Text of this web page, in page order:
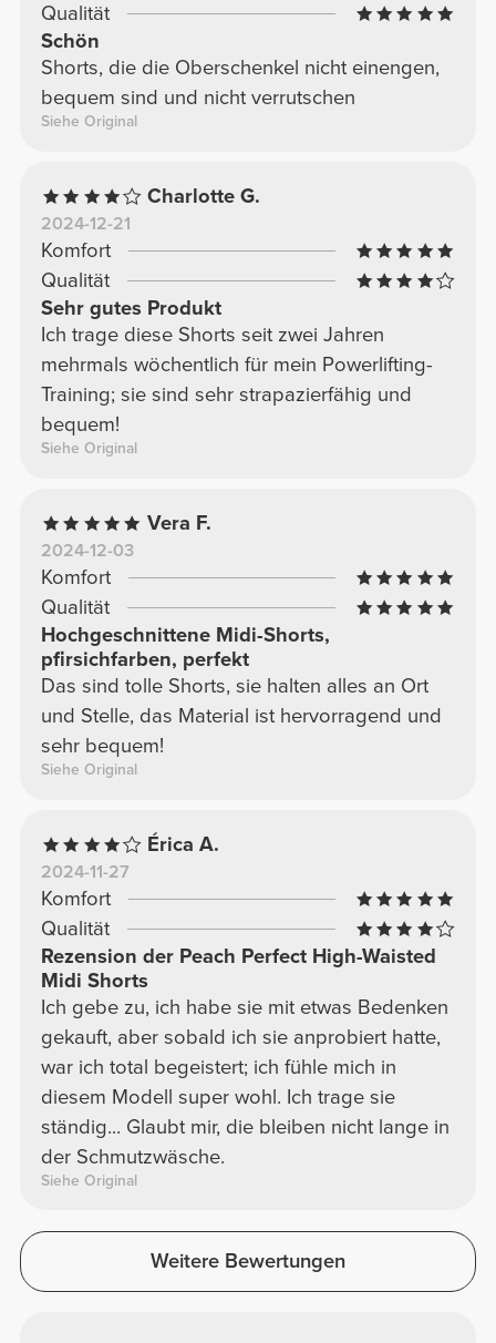
Qualität
Schön
Shorts, die die Oberschenkel nicht einengen,
bequem sind und nicht verrutschen
Siehe Original
Charlotte G.
2024-12-21
Komfort
Qualität
Sehr gutes Produkt
Ich trage diese Shorts seit zwei Jahren
mehrmals wöchentlich für mein Powerlifting-
Training; sie sind sehr strapazierfähig und
bequem!
Siehe Original
Vera F.
2024-12-03
Komfort
Qualität
Hochgeschnittene Midi-Shorts,
pfirsichfarben, perfekt
Das sind tolle Shorts, sie halten alles an Ort
und Stelle, das Material ist hervorragend und
sehr bequem!
Siehe Original
Érica A.
2024-11-27
Komfort
Qualität
Rezension der Peach Perfect High-Waisted
Midi Shorts
Ich gebe zu, ich habe sie mit etwas Bedenken
gekauft, aber sobald ich sie anprobiert hatte,
war ich total begeistert; ich fühle mich in
diesem Modell super wohl. Ich trage sie
ständig... Glaubt mir, die bleiben nicht lange in
der Schmutzwäsche.
Siehe Original
Weitere Bewertungen